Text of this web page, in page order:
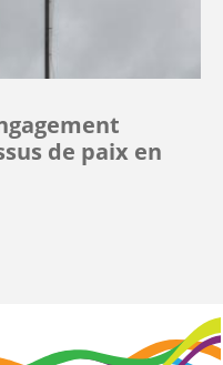
de paix en